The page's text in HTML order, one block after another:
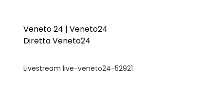
Veneto 24 | Veneto24
Diretta Veneto24
Livestream live-veneto24-52921